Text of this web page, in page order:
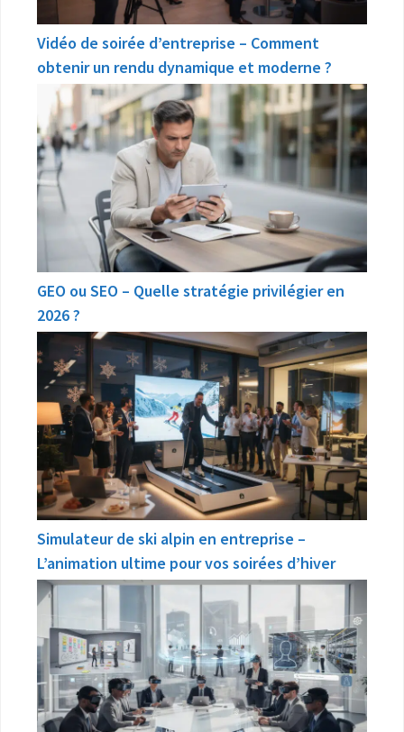
Vidéo de soirée d’entreprise – Comment
obtenir un rendu dynamique et moderne ?
GEO ou SEO – Quelle stratégie privilégier en
2026 ?
Simulateur de ski alpin en entreprise –
L’animation ultime pour vos soirées d’hiver